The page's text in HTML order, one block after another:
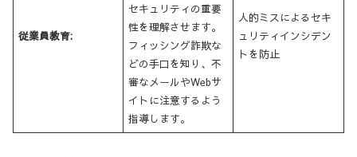
従業員教育:
セキュリティの重要
性を理解させます。
フィッシング詐欺な
どの手口を知り、不
審なメールやWebサ
イトに注意するよう
指導します。
人的ミスによるセキ
ュリティインシデン
トを防止